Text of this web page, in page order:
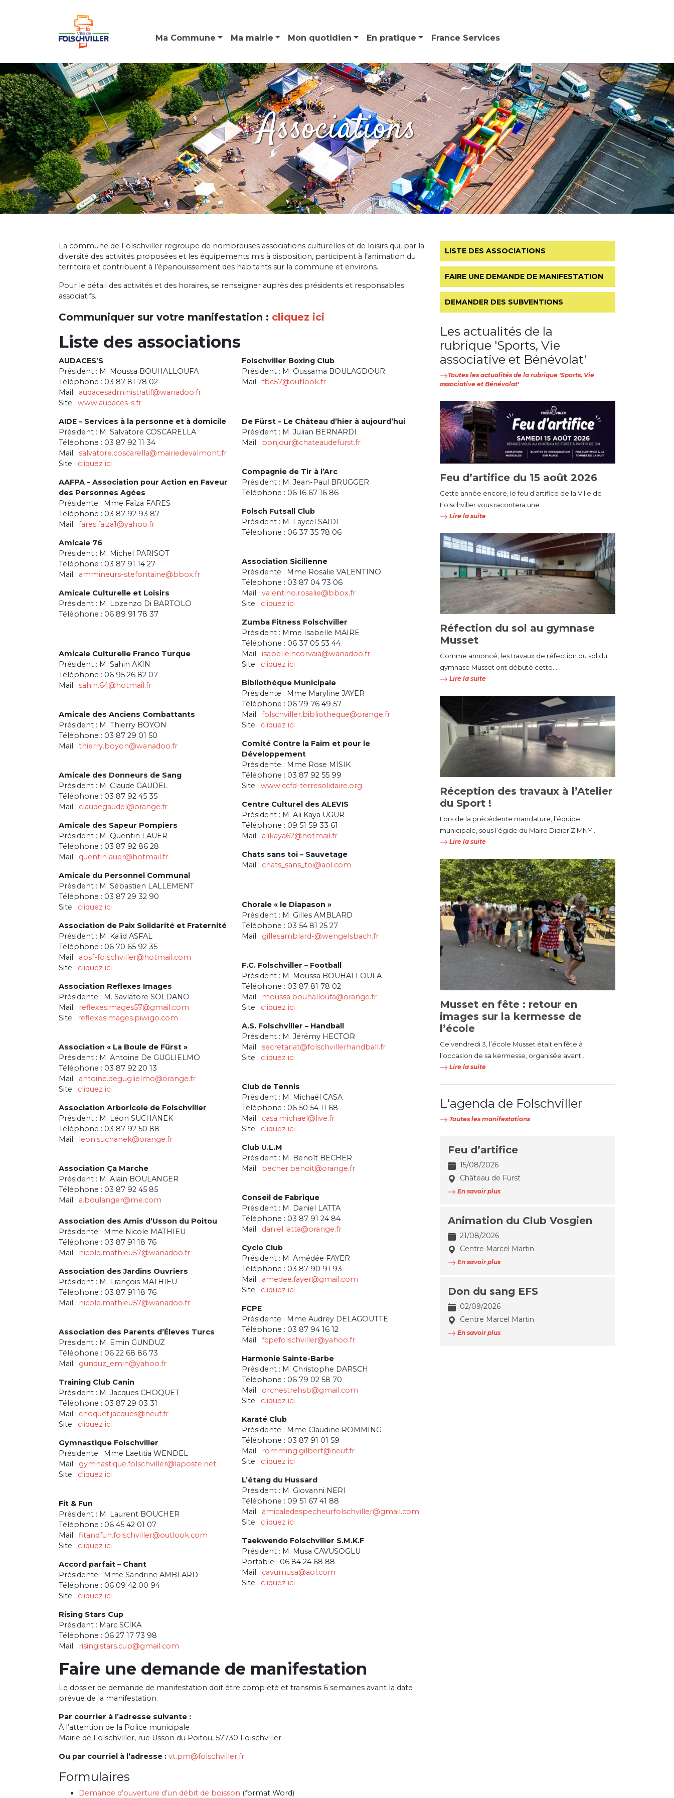
Ma Commune Ma mairie Mon quotidien En pratique France Services
Associations
La commune de Folschviller regroupe de nombreuses associations culturelles et de loisirs qui, par la
diversité des activités proposées et les équipements mis à disposition, participent à l’animation du
territoire et contribuent à l’épanouissement des habitants sur la commune et environs.
Pour le détail des activités et des horaires, se renseigner auprès des présidents et responsables
associatifs.
Communiquer sur votre manifestation : cliquez ici
Liste des associations
AUDACES’S
Président : M. Moussa BOUHALLOUFA
Téléphone : 03 87 81 78 02
Mail : audacesadministratif@wanadoo.fr
Site : www.audaces-s.fr
AIDE – Services à la personne et à domicile
Président : M. Salvatore COSCARELLA
Téléphone : 03 87 92 11 34
Mail : salvatore.coscarella@mairiedevalmont.fr
Site : cliquez ici
AAFPA – Association pour Action en Faveur
des Personnes Agées
Présidente : Mme Faïza FARES
Téléphone : 03 87 92 93 87
Mail : fares.faiza1@yahoo.fr
Amicale 76
Président : M. Michel PARISOT
Téléphone : 03 87 91 14 27
Mail : ammineurs-stefontaine@bbox.fr
Amicale Culturelle et Loisirs
Président : M. Lozenzo Di BARTOLO
Téléphone : 06 89 91 78 37
Amicale Culturelle Franco Turque
Président : M. Sahin AKIN
Téléphone : 06 95 26 82 07
Mail : sahin.64@hotmail.fr
Amicale des Anciens Combattants
Président : M. Thierry BOYON
Téléphone : 03 87 29 01 50
Mail : thierry.boyon@wanadoo.fr
Amicale des Donneurs de Sang
Président : M. Claude GAUDEL
Téléphone : 03 87 92 45 35
Mail : claudegaudel@orange.fr
Amicale des Sapeur Pompiers
Président : M. Quentin LAUER
Téléphone : 03 87 92 86 28
Mail : quentinlauer@hotmail.fr
Amicale du Personnel Communal
Président : M. Sébastien LALLEMENT
Téléphone : 03 87 29 32 90
Site : cliquez ici
Association de Paix Solidarité et Fraternité
Président : M. Kalid ASFAL
Téléphone : 06 70 65 92 35
Mail : apsf-folschviller@hotmail.com
Site : cliquez ici
Association Reflexes Images
Présidente : M. Savlatore SOLDANO
Mail : reflexesimages57@gmail.com
Site : reflexesimages.piwigo.com
Association « La Boule de Fürst »
Président : M. Antoine De GUGLIELMO
Téléphone : 03 87 92 20 13
Mail : antoine.deguglielmo@orange.fr
Site : cliquez ici
Association Arboricole de Folschviller
Président : M. Léon SUCHANEK
Téléphone : 03 87 92 50 88
Mail : leon.suchanek@orange.fr
Association Ça Marche
Président : M. Alain BOULANGER
Téléphone : 03 87 92 45 85
Mail : a.boulanger@me.com
Association des Amis d’Usson du Poitou
Présidente : Mme Nicole MATHIEU
Téléphone : 03 87 91 18 76
Mail : nicole.mathieu57@wanadoo.fr
Association des Jardins Ouvriers
Président : M. François MATHIEU
Téléphone : 03 87 91 18 76
Mail : nicole.mathieu57@wanadoo.fr
Association des Parents d’Éleves Turcs
Président : M. Emin GUNDUZ
Téléphone : 06 22 68 86 73
Mail : gunduz_emin@yahoo.fr
Training Club Canin
Président : M. Jacques CHOQUET
Téléphone : 03 87 29 03 31
Mail : choquet.jacques@neuf.fr
Site : cliquez ici
Gymnastique Folschviller
Présidente : Mme Laetitia WENDEL
Mail : gymnastique.folschviller@laposte.net
Site : cliquez ici
Fit & Fun
Président : M. Laurent BOUCHER
Téléphone : 06 45 42 01 07
Mail : fitandfun.folschviller@outlook.com
Site : cliquez ici
Accord parfait – Chant
Présidente : Mme Sandrine AMBLARD
Téléphone : 06 09 42 00 94
Site : cliquez ici
Rising Stars Cup
Président : Marc SCIKA
Téléphone : 06 27 17 73 98
Mail : rising.stars.cup@gmail.com
Folschviller Boxing Club
Président : M. Oussama BOULAGDOUR
Mail : fbc57@outlook.fr
De Fürst – Le Château d’hier à aujourd’hui
Président : M. Julian BERNARDI
Mail : bonjour@chateaudefurst.fr
Compagnie de Tir à l’Arc
Président : M. Jean-Paul BRUGGER
Téléphone : 06 16 67 16 86
Folsch Futsall Club
Président : M. Faycel SAIDI
Téléphone : 06 37 35 78 06
Association Sicilienne
Présidente : Mme Rosalie VALENTINO
Téléphone : 03 87 04 73 06
Mail : valentino.rosalie@bbox.fr
Site : cliquez ici
Zumba Fitness Folschviller
Président : Mme Isabelle MAIRE
Téléphone : 06 37 05 53 44
Mail : isabelleincorvaia@wanadoo.fr
Site : cliquez ici
Bibliothèque Municipale
Présidente : Mme Maryline JAYER
Téléphone : 06 79 76 49 57
Mail : folschviller.bibliotheque@orange.fr
Site : cliquez ici
Comité Contre la Faim et pour le
Développement
Présidente : Mme Rose MISIK
Téléphone : 03 87 92 55 99
Site : www.ccfd-terresolidaire.org
Centre Culturel des ALEVIS
Président : M. Ali Kaya UGUR
Téléphone : 09 51 59 33 61
Mail : alikaya62@hotmail.fr
Chats sans toi – Sauvetage
Mail : chats_sans_toi@aol.com
Chorale « le Diapason »
Président : M. Gilles AMBLARD
Téléphone : 03 54 81 25 27
Mail : gillesamblard-@wengelsbach.fr
F.C. Folschviller – Football
Président : M. Moussa BOUHALLOUFA
Téléphone : 03 87 81 78 02
Mail : moussa.bouhalloufa@orange.fr
Site : cliquez ici
A.S. Folschviller – Handball
Président : M. Jérémy HECTOR
Mail : secretariat@folschvillerhandball.fr
Site : cliquez ici
Club de Tennis
Président : M. Michaël CASA
Téléphone : 06 50 54 11 68
Mail : casa.michael@live.fr
Site : cliquez ici
Club U.L.M
Président : M. Benoît BECHER
Mail : becher.benoit@orange.fr
Conseil de Fabrique
Président : M. Daniel LATTA
Téléphone : 03 87 91 24 84
Mail : daniel.latta@orange.fr
Cyclo Club
Président : M. Amédée FAYER
Téléphone : 03 87 90 91 93
Mail : amedee.fayer@gmail.com
Site : cliquez ici
FCPE
Présidente : Mme Audrey DELAGOUTTE
Téléphone : 03 87 94 16 12
Mail : fcpefolschviller@yahoo.fr
Harmonie Sainte-Barbe
Président : M. Christophe DARSCH
Téléphone : 06 79 02 58 70
Mail : orchestrehsb@gmail.com
Site : cliquez ici
Karaté Club
Présidente : Mme Claudine ROMMING
Téléphone : 03 87 91 01 59
Mail : romming.gilbert@neuf.fr
Site : cliquez ici
L’étang du Hussard
Président : M. Giovanni NERI
Téléphone : 09 51 67 41 88
Mail : amicaledespecheurfolschviller@gmail.com
Site : cliquez ici
Taekwendo Folschviller S.M.K.F
Président : M. Musa CAVUSOGLU
Portable : 06 84 24 68 88
Mail : cavumusa@aol.com
Site : cliquez ici
Faire une demande de manifestation
Le dossier de demande de manifestation doit être complété et transmis 6 semaines avant la date
prévue de la manifestation.
Par courrier à l’adresse suivante :
À l’attention de la Police municipale
Mairie de Folschviller, rue Usson du Poitou, 57730 Folschviller
Ou par courriel à l’adresse : vt.pm@folschviller.fr
Formulaires
Demande d’ouverture d’un débit de boisson (format Word)
LISTE DES ASSOCIATIONS
FAIRE UNE DEMANDE DE MANIFESTATION
DEMANDER DES SUBVENTIONS
Les actualités de la
rubrique 'Sports, Vie
associative et Bénévolat'
Toutes les actualités de la rubrique 'Sports, Vie
associative et Bénévolat'
Feu d’artifice du 15 août 2026
Cette année encore, le feu d’artifice de la Ville de
Folschviller vous racontera une...
Lire la suite
Réfection du sol au gymnase
Musset
Comme annoncé, les travaux de réfection du sol du
gymnase Musset ont débuté cette...
Lire la suite
Réception des travaux à l’Atelier
du Sport !
Lors de la précédente mandature, l’équipe
municipale, sous l’égide du Maire Didier ZIMNY...
Lire la suite
Musset en fête : retour en
images sur la kermesse de
l’école
Ce vendredi 3, l’école Musset était en fête à
l’occasion de sa kermesse, organisée avant...
Lire la suite
L'agenda de Folschviller
Toutes les manifestations
Feu d’artifice
15/08/2026
Château de Fürst
En savoir plus
Animation du Club Vosgien
21/08/2026
Centre Marcel Martin
En savoir plus
Don du sang EFS
02/09/2026
Centre Marcel Martin
En savoir plus